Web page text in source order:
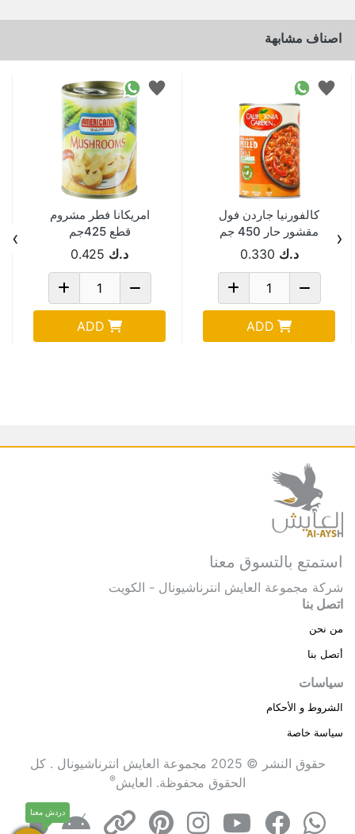
اصناف مشابهة
كالفورنيا جاردن فول
مقشور حار 450 جم
د.ك 0.330
ADD
امريكانا فطر مشروم
قطع 425جم
د.ك 0.425
ADD
‹
›
استمتع بالتسوق معنا
شركة مجموعة العايش انترناشيونال - الكويت
اتصل بنا
من نحن
أتصل بنا
سياسات
الشروط و الأحكام
سياسة خاصة
حقوق النشر © 2025 مجموعة العايش انترناشيونال . كل
الحقوق محفوظة. العايش®
دردش معنا